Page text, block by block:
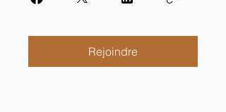
Rejoindre